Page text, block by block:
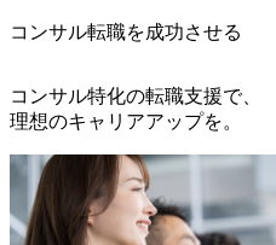
かの実務経験を有する方 - MBB及び戦略ファームでのコ
ンサルティング経験2年以上 - BIG4のStrategy部門にお
ミュニケーション能力をお持ちの方 ・最新のトレ
ーマや事例にキャッチアップ
向を把握し、クライアントや
関わることができる方 ・スケジューリング(優先順位付け含
む)など、ビジネスベーシック
てプロジェクト全体の品質担
り、クライアントとのリレー
とをミッションとする。自社
る責任を担う。 ● 裁量権 弊
長期といわれるフェーズにあ
ていく時期のため、メンバ
程を体感できます。 また、希
ス） 世界49カ国に約73万人以
擁し、世界120以上の国の企
を上回る規模感)、営業利益率
っている、売上・従業員数共
を遂げていることから、今後
の技術者を抱えており、アビ
て日本国内2番目にSAP認定
数が多く、特にIT領域に強みを持つ グローバルの
UI) レバレジーズで活躍する
来黒字を維持し、急成長中で
開し、高い安定性を持つ企業
円を目指す日本にもなかなか
ら黒字経営。年間130%成長
vision-production.appspot.com/
527843-d227-4df8-b86c-
age.googleapis.com/our-vision-
コンサル転職を成功させる
コンサル特化の転職支援で、
理想のキャリアアップを。